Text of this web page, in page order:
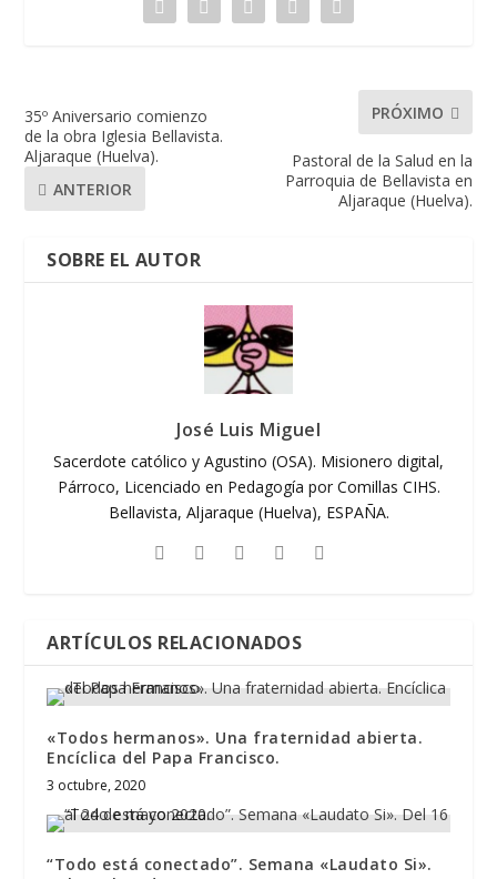
35º Aniversario comienzo
de la obra Iglesia Bellavista.
Aljaraque (Huelva).
ANTERIOR
PRÓXIMO
Pastoral de la Salud en la
Parroquia de Bellavista en
Aljaraque (Huelva).
SOBRE EL AUTOR
José Luis Miguel
Sacerdote católico y Agustino (OSA). Misionero digital,
Párroco, Licenciado en Pedagogía por Comillas CIHS.
Bellavista, Aljaraque (Huelva), ESPAÑA.
ARTÍCULOS RELACIONADOS
«Todos hermanos». Una fraternidad abierta.
Encíclica del Papa Francisco.
3 octubre, 2020
“Todo está conectado”. Semana «Laudato Si».